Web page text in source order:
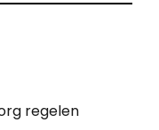
regelen